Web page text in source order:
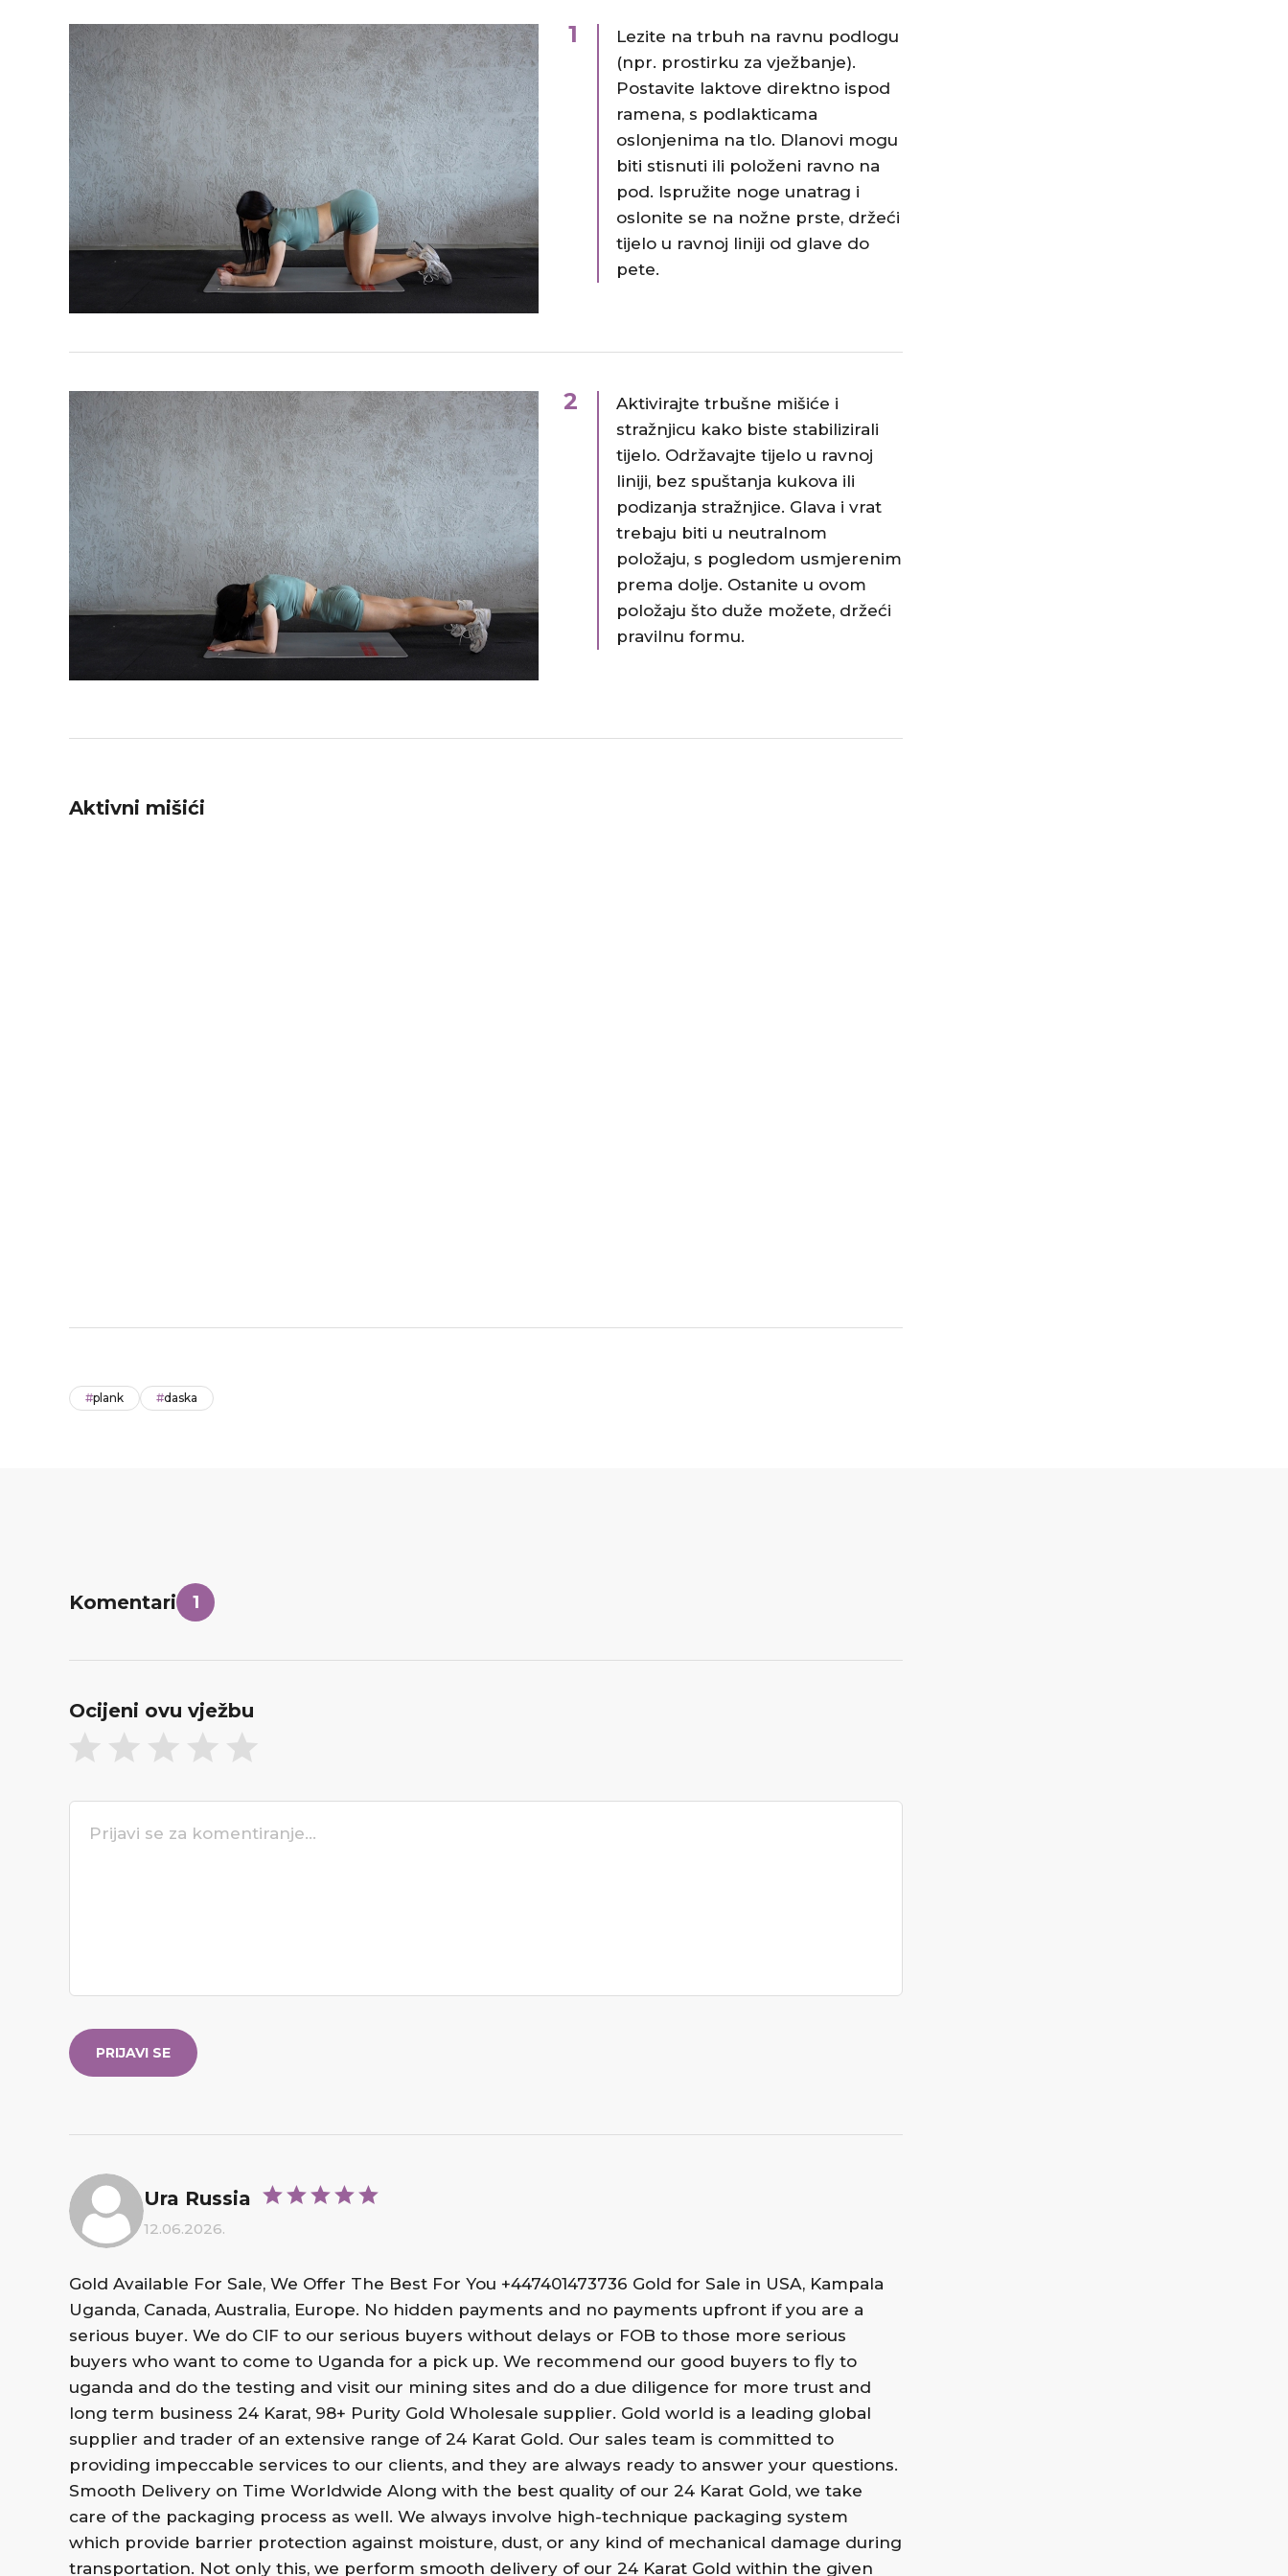
1
Lezite na trbuh na ravnu podlogu
(npr. prostirku za vježbanje).
Postavite laktove direktno ispod
ramena, s podlakticama
oslonjenima na tlo. Dlanovi mogu
biti stisnuti ili položeni ravno na
pod. Ispružite noge unatrag i
oslonite se na nožne prste, držeći
tijelo u ravnoj liniji od glave do
pete.
2
Aktivirajte trbušne mišiće i
stražnjicu kako biste stabilizirali
tijelo. Održavajte tijelo u ravnoj
liniji, bez spuštanja kukova ili
podizanja stražnjice. Glava i vrat
trebaju biti u neutralnom
položaju, s pogledom usmjerenim
prema dolje. Ostanite u ovom
položaju što duže možete, držeći
pravilnu formu.
Aktivni mišići
#plank #daska
Komentari 1
Ocijeni ovu vježbu
PRIJAVI SE
Ura Russia
12.06.2026.
Gold Available For Sale, We Offer The Best For You +447401473736 Gold for Sale in USA, Kampala
Uganda, Canada, Australia, Europe. No hidden payments and no payments upfront if you are a
serious buyer. We do CIF to our serious buyers without delays or FOB to those more serious
buyers who want to come to Uganda for a pick up. We recommend our good buyers to fly to
uganda and do the testing and visit our mining sites and do a due diligence for more trust and
long term business 24 Karat, 98+ Purity Gold Wholesale supplier. Gold world is a leading global
supplier and trader of an extensive range of 24 Karat Gold. Our sales team is committed to
providing impeccable services to our clients, and they are always ready to answer your questions.
Smooth Delivery on Time Worldwide Along with the best quality of our 24 Karat Gold, we take
care of the packaging process as well. We always involve high-technique packaging system
which provide barrier protection against moisture, dust, or any kind of mechanical damage during
transportation. Not only this, we perform smooth delivery of our 24 Karat Gold within the given